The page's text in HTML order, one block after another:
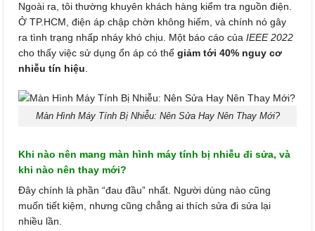
Ngoài ra, tôi thường khuyên khách hàng kiểm tra nguồn điện.
Ở TP.HCM, điện áp chập chờn không hiếm, và chính nó gây
ra tình trạng nhấp nháy khó chịu. Một báo cáo của IEEE 2022
cho thấy việc sử dụng ổn áp có thể giảm tới 40% nguy cơ
nhiễu tín hiệu.
Màn Hình Máy Tính Bị Nhiễu: Nên Sửa Hay Nên Thay Mới?
Khi nào nên mang màn hình máy tính bị nhiễu đi sửa, và
khi nào nên thay mới?
Đây chính là phần “đau đầu” nhất. Người dùng nào cũng
muốn tiết kiệm, nhưng cũng chẳng ai thích sửa đi sửa lại
nhiều lần.